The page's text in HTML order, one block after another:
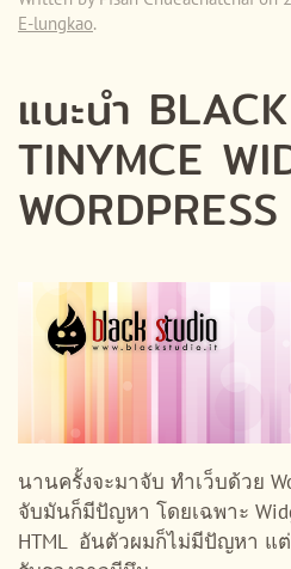
E-lungkao.
แนะนำ
TINYMCE
WORDPRESS
นานครั้งจะมาจับ ทำเว็บด้วย
จับมันก็มีปัญหา โดยเฉพาะ
HTML อันตัวผมก็ไม่มีปัญหา แ